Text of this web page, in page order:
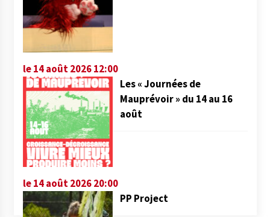
le 14 août 2026 12:00
Les « Journées de
Mauprévoir » du 14 au 16
août
le 14 août 2026 20:00
PP Project